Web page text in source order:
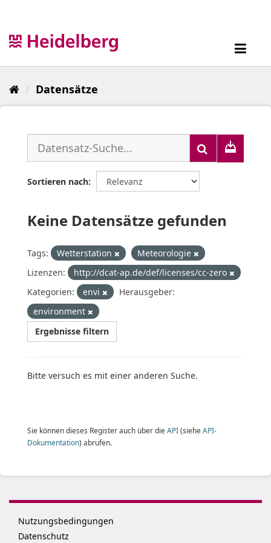
Datensätze
Sortieren nach
Keine Datensätze gefunden
Tags: Wetterstation
Meteorologie
Lizenzen:
http://dcat-ap.de/def/licenses/cc-zero
Kategorien:
envi
Herausgeber:
environment
Ergebnisse filtern
Bitte versuch es mit einer anderen Suche.
Sie können dieses Register auch über die API(siehe API-
Dokumentation) abrufen.
Nutzungsbedingungen
Datenschutz